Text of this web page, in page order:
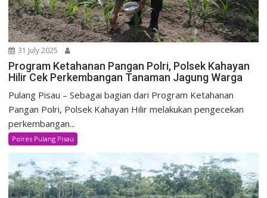
31 July 2025
Program Ketahanan Pangan Polri, Polsek Kahayan
Hilir Cek Perkembangan Tanaman Jagung Warga
Pulang Pisau – Sebagai bagian dari Program Ketahanan
Pangan Polri, Polsek Kahayan Hilir melakukan pengecekan
perkembangan...
Polres Pulang Pisau